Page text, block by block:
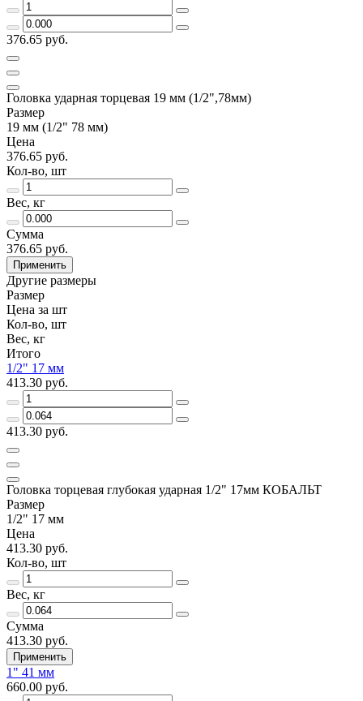
376.65 руб.
Головка ударная торцевая 19 мм (1/2",78мм)
Размер
19 мм (1/2" 78 мм)
Цена
376.65 руб.
Кол-во, шт
Вес, кг
Сумма
376.65 руб.
Применить
Другие размеры
Размер
Цена за шт
Кол-во, шт
Вес, кг
Итого
1/2" 17 мм
413.30 руб.
413.30 руб.
Головка торцевая глубокая ударная 1/2" 17мм КОБАЛЬТ
Размер
1/2" 17 мм
Цена
413.30 руб.
Кол-во, шт
Вес, кг
Сумма
413.30 руб.
Применить
1" 41 мм
660.00 руб.